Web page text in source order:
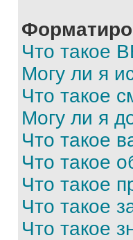
Что такое
Могу ли я
Что такое
Могу ли я
Что такое
Что такое
Что такое
Что такое
Что такое